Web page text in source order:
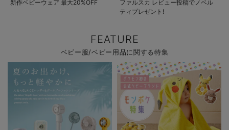
新作ベビーウェア 最大20%OFF
ファルスカ レビュー投稿でノベル
ティプレゼント!
FEATURE
ベビー服/ベビー用品に関する特集